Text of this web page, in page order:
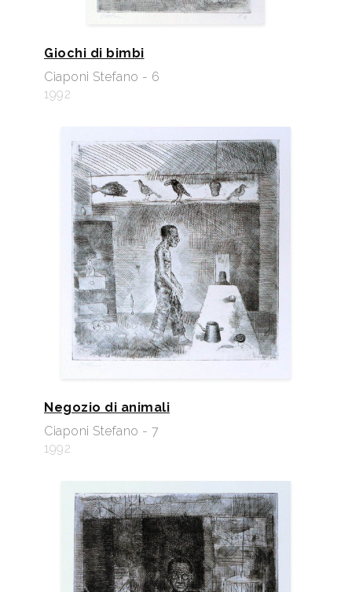
Giochi di bimbi
Ciaponi Stefano - 6
1992
Negozio di animali
Ciaponi Stefano - 7
1992